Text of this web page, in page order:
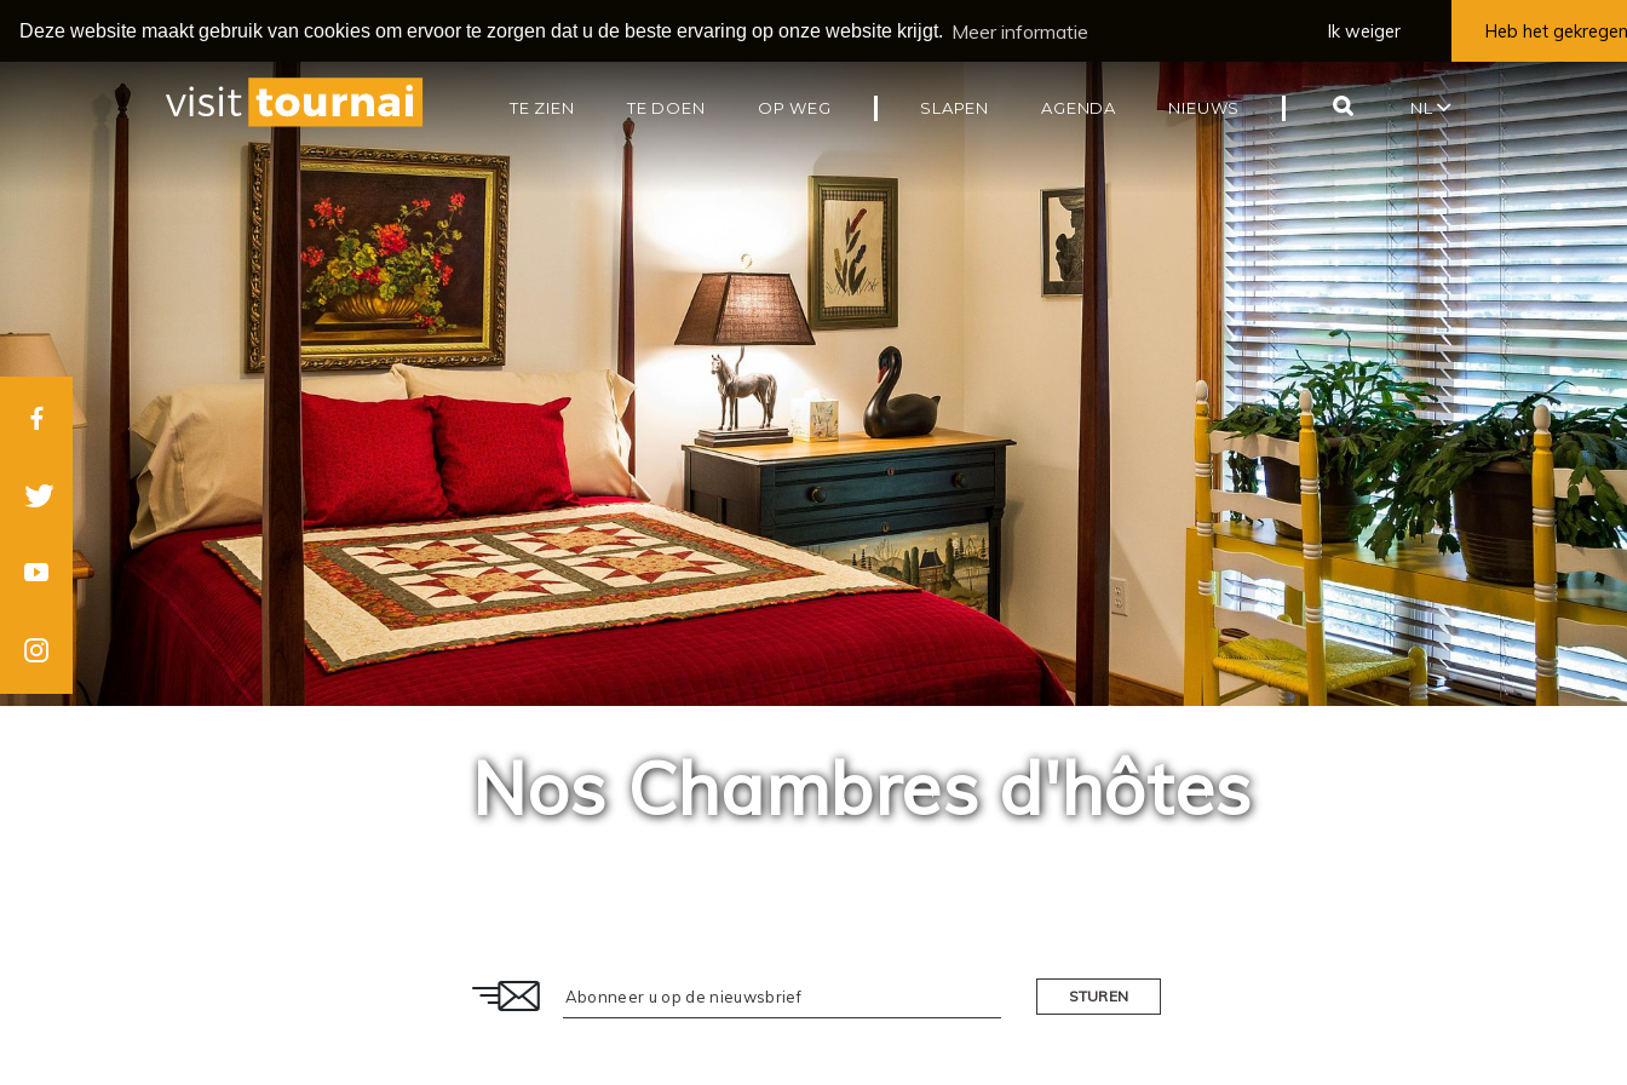
Deze website maakt gebruik van cookies om ervoor te zorgen dat u de beste ervaring op onze website krijgt. Meer informatie Ik weiger Heb het
Nos Chambres d'hôtes
TE ZIEN TE DOEN OP WEG SLAPEN AGENDA NIEUWS ZOEKNL
Facebook
Twitter
Youtube
Instagram
Email
STUREN